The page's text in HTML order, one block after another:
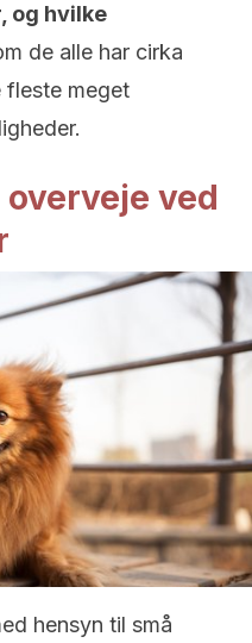
og hvilke
de alle har cirka
fleste meget
ved
hensyn til små